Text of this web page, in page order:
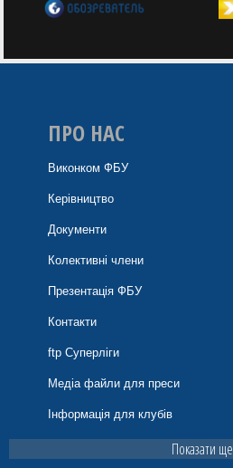
ПРО НАС
Виконком ФБУ
Керівництво
Документи
Колективні члени
Презентація ФБУ
Контакти
ftp Суперліги
Медіа файли для преси
Інформація для клубів
Показати ще